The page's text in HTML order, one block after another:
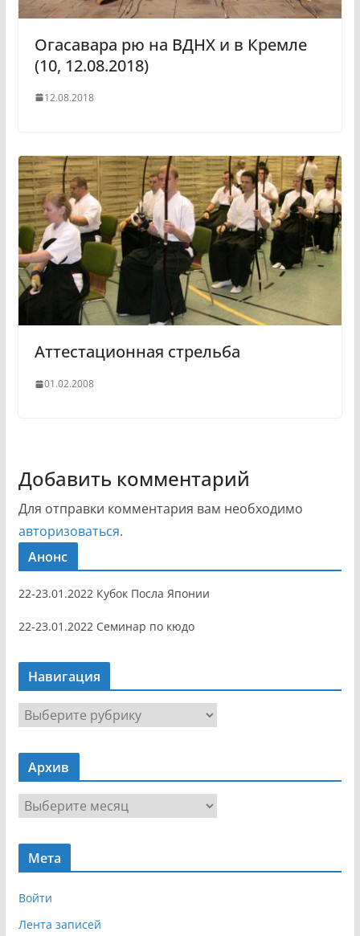
Огасавара рю на ВДНХ и в Кремле
(10, 12.08.2018)
12.08.2018
Аттестационная стрельба
01.02.2008
Добавить комментарий
Для отправки комментария вам необходимо
авторизоваться.
Анонс
22-23.01.2022 Кубок Посла Японии
22-23.01.2022 Семинар по кюдо
Навигация
Н
в
г
я
Архив
х
Мета
Войти
Лента записей